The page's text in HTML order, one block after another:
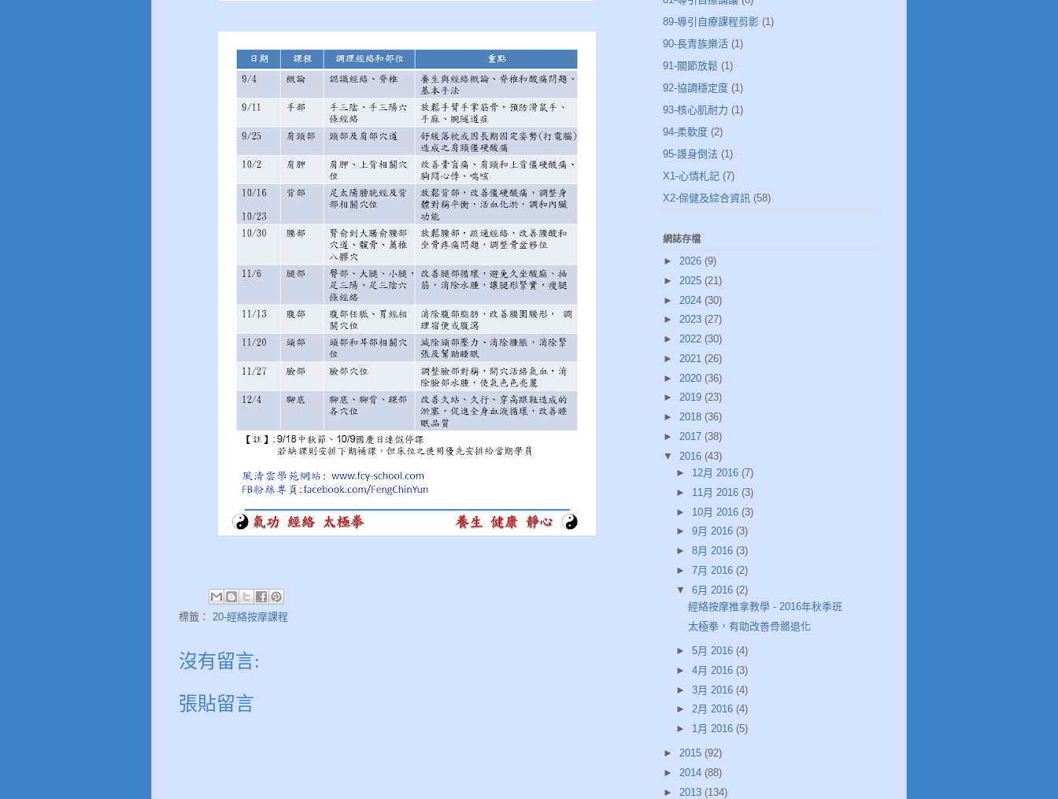
標籤： 20-經絡按摩課程
沒有留言:
張貼留言
89-導引自療課程剪影 (1)
90-長青族樂活 (1)
91-關節放鬆 (1)
92-協調穩定度 (1)
93-核心肌耐力 (1)
94-柔軟度 (2)
95-謢身倒法 (1)
X1-心情札記 (7)
X2-保健及綜合資訊 (58)
網誌存檔
► 2026 (9)
► 2025 (21)
► 2024 (30)
► 2023 (27)
► 2022 (30)
► 2021 (26)
► 2020 (36)
► 2019 (23)
► 2018 (36)
► 2017 (38)
▼ 2016 (43)
► 12月 2016 (7)
► 11月 2016 (3)
► 10月 2016 (3)
► 9月 2016 (3)
► 8月 2016 (3)
► 7月 2016 (2)
▼ 6月 2016 (2)
經絡按摩推拿教學 - 2016年秋季班
太極拳，有助改善骨骼退化
► 5月 2016 (4)
► 4月 2016 (3)
► 3月 2016 (4)
► 2月 2016 (4)
► 1月 2016 (5)
► 2015 (92)
► 2014 (88)
► 2013 (134)